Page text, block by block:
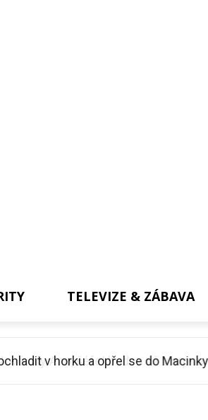
TELEVIZE & ZÁBAVA
v horku a opřel se do Macinky